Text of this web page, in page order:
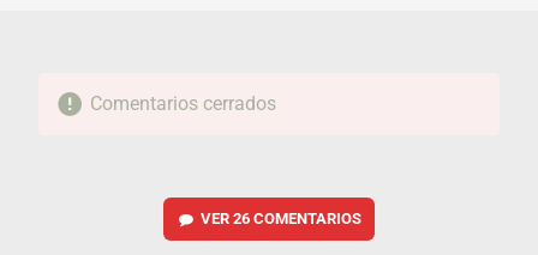
Comentarios cerrados
VER 26 COMENTARIOS